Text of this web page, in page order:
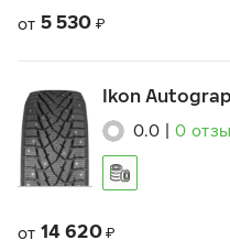
от 5 530 ₽
Ikon
0.0 0
от 14 620 ₽